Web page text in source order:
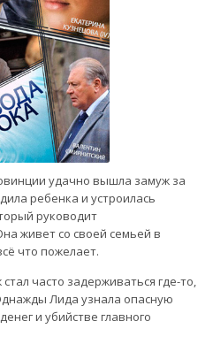
удачно вышла замуж за
ребенка и устроилась
руководит
живет со своей семьей в
что пожелает.
часто задерживаться где-то,
Лида узнала опасную
и убийстве главного